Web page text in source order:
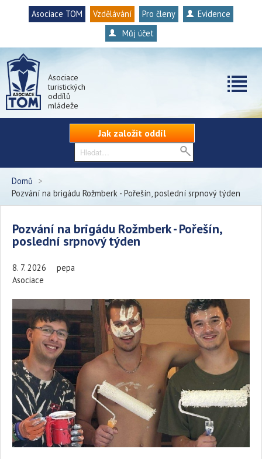
Asociace TOM Vzdělávání Pro členy
Evidence
Můj účet
Asociace
turistických
oddílů
mládeže
Jak založit oddíl
Domů >
Pozvání na brigádu Rožmberk - Pořešín, poslední srpnový týden
Pozvání na brigádu Rožmberk - Pořešín,
poslední srpnový týden
8. 7. 2026
pepa
Asociace